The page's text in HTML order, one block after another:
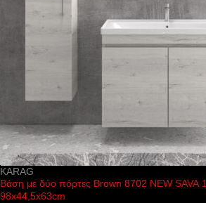
KARAG
Βάση με δύο πόρτες Brown 8702 NEW SAVA
98x44,5x63cm